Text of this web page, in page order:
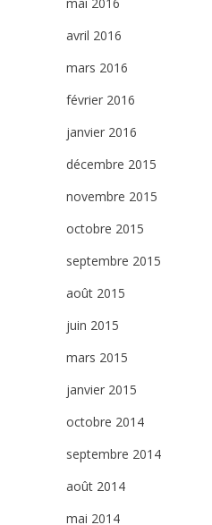
avril 2016
mars 2016
février 2016
janvier 2016
décembre 2015
novembre 2015
octobre 2015
septembre 2015
août 2015
juin 2015
mars 2015
janvier 2015
octobre 2014
septembre 2014
août 2014
mai 2014